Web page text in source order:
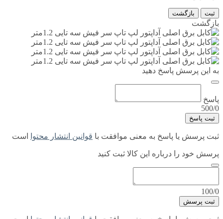
ثبت بازگشت
بازگشت
به این پرسش پاسخ دهید
پاسخ
500/0
ثبت پاسخ
ثبت پرسش یا پاسخ به معنی موافقت با قوانین انتشار محتوا است
پرسش خود را درباره این کالا ثبت کنید
100/0
ثبت پرسش